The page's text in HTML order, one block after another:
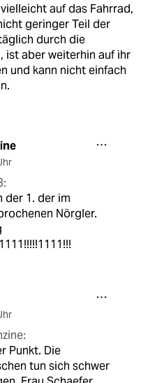
auf das Fahrrad,
geringer Teil der
durch die
ist aber weiterhin auf ihr
und kann nicht einfach
der 1. der im
Nörgler.
Punkt. Die
tun sich schwer